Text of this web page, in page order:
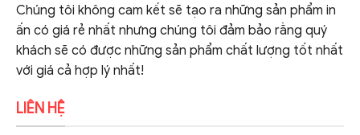
Chúng tôi không cam kết sẽ tạo ra những sản phẩm in
ấn có giá rẻ nhất nhưng chúng tôi đảm bảo rằng quý
khách sẽ có được những sản phẩm chất lượng tốt nhất
với giá cả hợp lý nhất!
LIÊN HỆ